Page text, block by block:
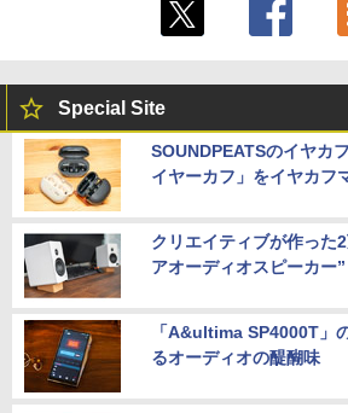
Special Site
SOUNDPEATSのイヤカ
イヤーカフ」をイヤカフ
クリエイティブが作った
アオーディオスピーカー”
「A&ultima SP4000T」
るオーディオの醍醐味